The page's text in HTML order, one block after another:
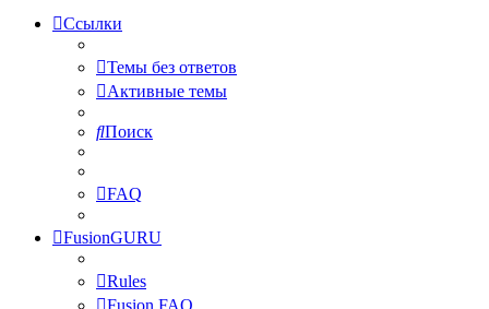
Ссылки
Темы без ответов
Активные темы
Поиск
FAQ
FusionGURU
Rules